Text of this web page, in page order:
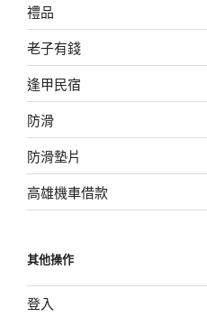
禮品
老子有錢
逢甲民宿
防滑
防滑墊片
高雄機車借款
其他操作
登入